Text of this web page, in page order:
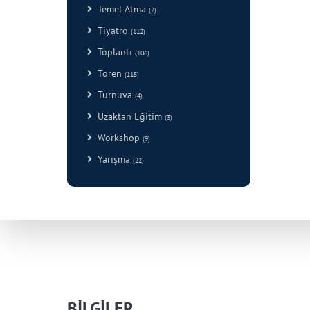
Temel Atma (2)
Tiyatro (112)
Toplantı (106)
Tören (115)
Turnuva (4)
Uzaktan Eğitim (3)
Workshop (9)
Yarışma (22)